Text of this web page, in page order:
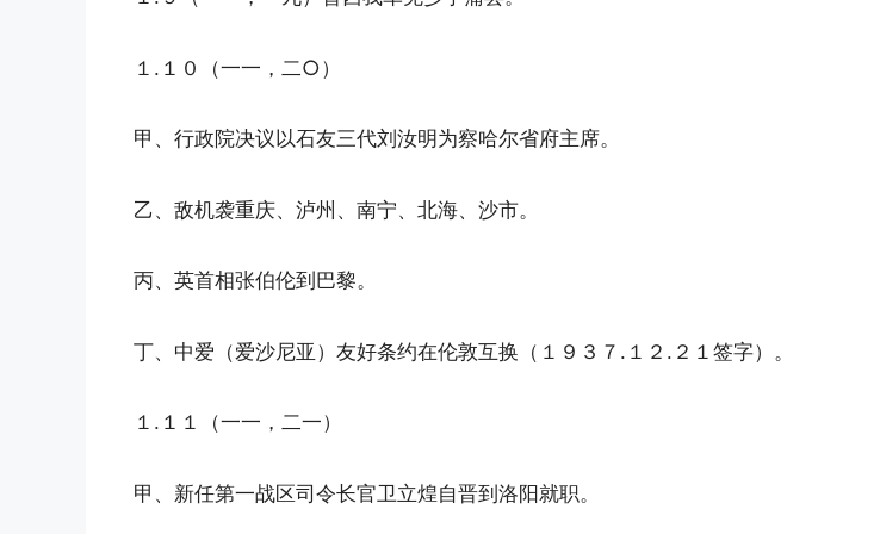
１.１０（一一，二○）
甲、行政院决议以石友三代刘汝明为察哈尔省府主席。
乙、敌机袭重庆、泸州、南宁、北海、沙市。
丙、英首相张伯伦到巴黎。
丁、中爱（爱沙尼亚）友好条约在伦敦互换（１９３７.１２.２１签字）。
１.１１（一一，二一）
甲、新任第一战区司令长官卫立煌自晋到洛阳就职。